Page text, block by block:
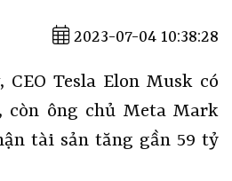
2023-07-04 10:38:28
Tesla Elon Musk có
còn ông chủ Meta Mark
tài sản tăng gần 59 tỷ